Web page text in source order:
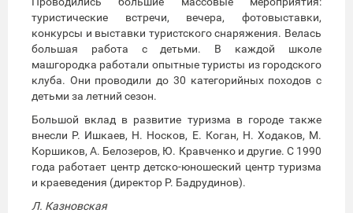
туристические встречи, вечера, фотовыставки,
конкурсы и выставки туристского снаряжения. Велась
большая работа с детьми. В каждой школе
машгородка работали опытные туристы из городского
клуба. Они проводили до 30 категорийных походов с
детьми за летний сезон.
Большой вклад в развитие туризма в городе также
внесли Р. Ишкаев, Н. Носков, Е. Коган, Н. Ходаков, М.
Коршиков, А. Белозеров, Ю. Кравченко и другие. С 1990
года работает центр детско-юношеский центр туризма
и краеведения (директор Р. Бадрудинов).
Л. Казновская